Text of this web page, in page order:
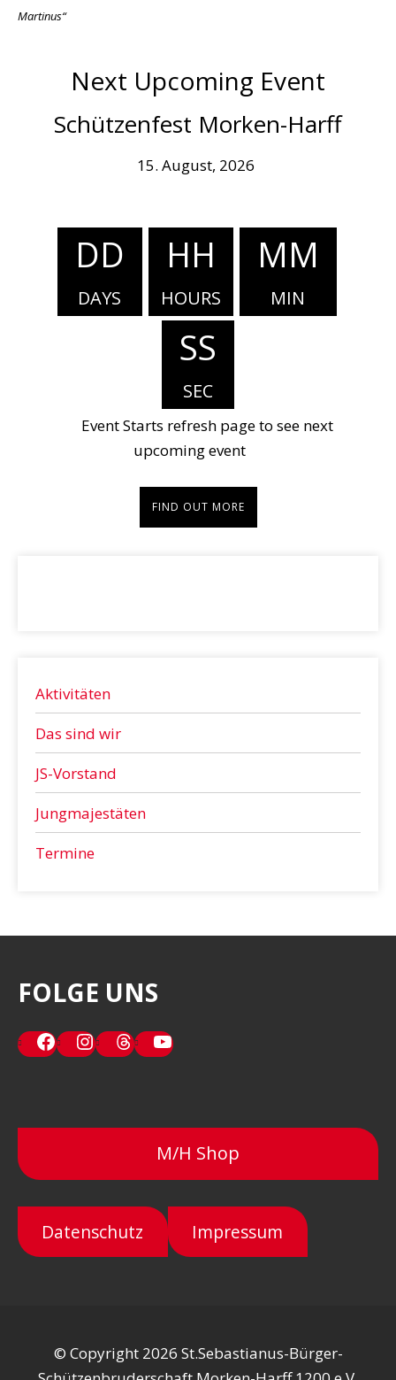
Martinus“
Next Upcoming Event
Schützenfest Morken-Harff
15. August, 2026
DD
DAYS
HH
HOURS
MM
MIN
SS
SEC
Event Starts refresh page to see next
upcoming event
FIND OUT MORE
Aktivitäten
Das sind wir
JS-Vorstand
Jungmajestäten
Termine
FOLGE UNS
Facebook
Instagram
Threads
M/H Shop
Datenschutz Impressum
© Copyright 2026 St.Sebastianus-Bürger-